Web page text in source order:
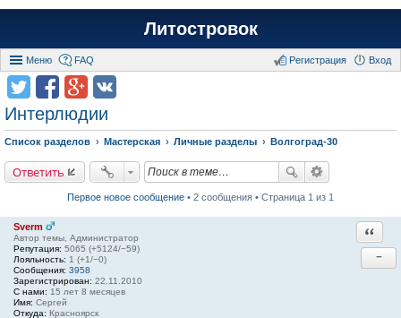
Литостровок
Меню FAQ Вход
Регистрация
Интерлюдии
Список разделов Мастерская Личные разделы Волгоград-30
Ответить
Первое новое сообщение • 2 сообщения • Страница 1 из 1
Sverm
Автор темы, Администратор
Репутация: 5065 (+5124/−59)
Лояльность: 1 (+1/−0)
Сообщения: 3958
Зарегистрирован: 22.11.2010
С нами: 15 лет 8 месяцев
Имя: Сергей
Откуда: Красноярск
−